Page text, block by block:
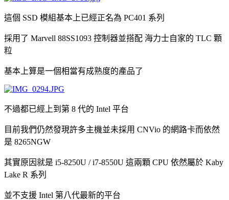
這個 SSD 模組基本上已經正名為 PC401 系列
採用了 Marvell 88SS1093 控制器並搭配 海力士自家的 TLC 顆
粒
基本上算是一個相當有成熟度的產品了
不過都已經上到第 8 代的 Intel 平台
目前我們仍然發現許多主機並未採用 CNVio 的網路卡而依然
是 8265NGW
其實原因就是 i5-8250U / i7-8550U 這兩顆 CPU 依然屬於 Kaby
Lake R 系列
並不支援 Intel 第八代最新的平台